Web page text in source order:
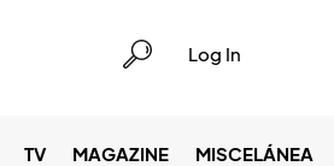
Log In
TV MAGAZINE MISCELÁNEA